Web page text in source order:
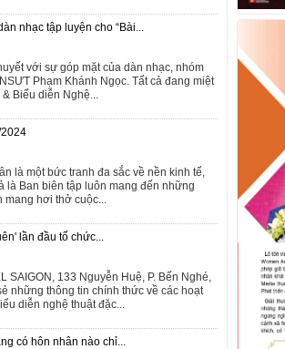
nhạc tập luyện cho “Bài...
với sự góp mặt của dàn nhạc, nhóm
Phạm Khánh Ngọc. Tất cả đang miệt
Biểu diễn Nghệ...
là một bức tranh đa sắc về nền kinh tế,
là Ban biên tập luôn mang đến những
mang hơi thở cuộc...
lần đầu tổ chức...
SAIGON, 133 Nguyễn Huệ, P. Bến Nghé,
những thông tin chính thức về các hoạt
diễn nghệ thuật đặc...
có hôn nhân nào chỉ...